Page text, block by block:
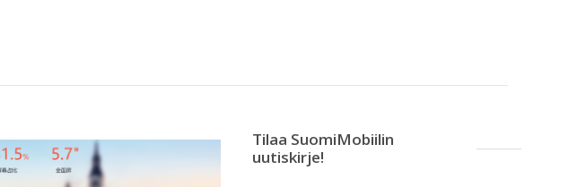
Tilaa SuomiMobiilin
uutiskirje!